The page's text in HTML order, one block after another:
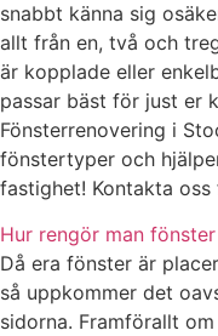
snabbt känna sig
allt från en, två och
är kopplade eller
passar bäst för just er
Fönsterrenovering i
fönstertyper och
fastighet! Kontakta
Hur rengör man
Då era fönster är
så uppkommer det
sidorna. Framförallt